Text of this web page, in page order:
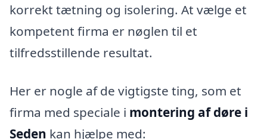
korrekt tætning og isolering. At vælge et
kompetent firma er nøglen til et
tilfredsstillende resultat.
Her er nogle af de vigtigste ting, som et
firma med speciale i montering af døre i
Seden kan hjælpe med: